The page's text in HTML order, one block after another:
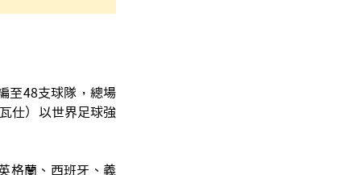
至48支球隊，總場
仕）以世界足球強
格蘭、西班牙、義